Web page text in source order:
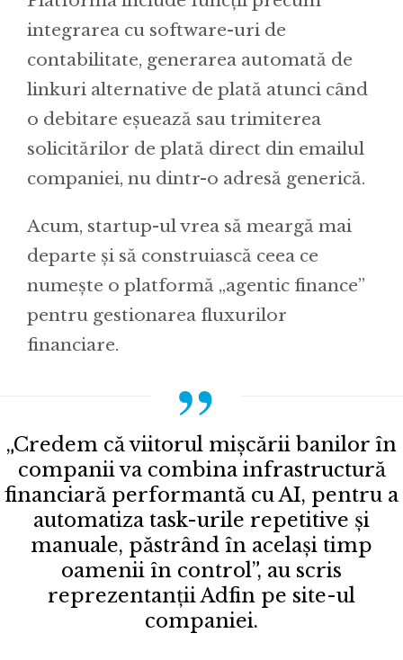
integrarea cu software-uri de
contabilitate, generarea automată de
linkuri alternative de plată atunci când
o debitare eșuează sau trimiterea
solicitărilor de plată direct din emailul
companiei, nu dintr-o adresă generică.
Acum, startup-ul vrea să meargă mai
departe și să construiască ceea ce
numește o platformă „agentic finance”
pentru gestionarea fluxurilor
financiare.
„Credem că viitorul mișcării banilor în
companii va combina infrastructură
financiară performantă cu AI, pentru a
automatiza task-urile repetitive și
manuale, păstrând în același timp
oamenii în control”, au scris
reprezentanții Adfin pe site-ul
companiei.